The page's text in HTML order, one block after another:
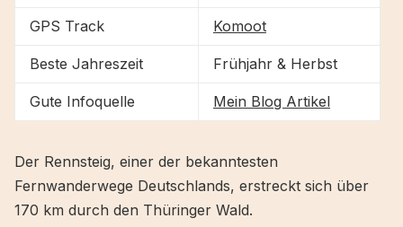
GPS Track Komoot
Beste Jahreszeit Frühjahr & Herbst
Gute Infoquelle Mein Blog Artikel
Der Rennsteig, einer der bekanntesten
Fernwanderwege Deutschlands, erstreckt sich über
170 km durch den Thüringer Wald.